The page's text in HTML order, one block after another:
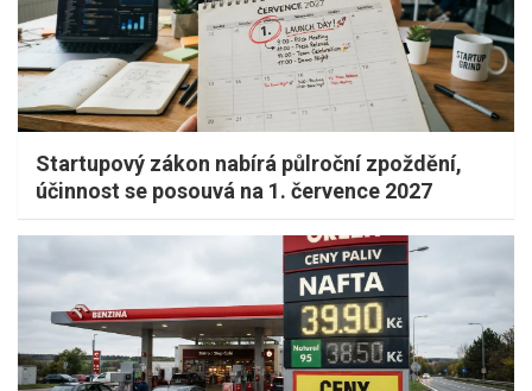
Startupový zákon nabírá půlroční zpoždění,
účinnost se posouvá na 1. července 2027